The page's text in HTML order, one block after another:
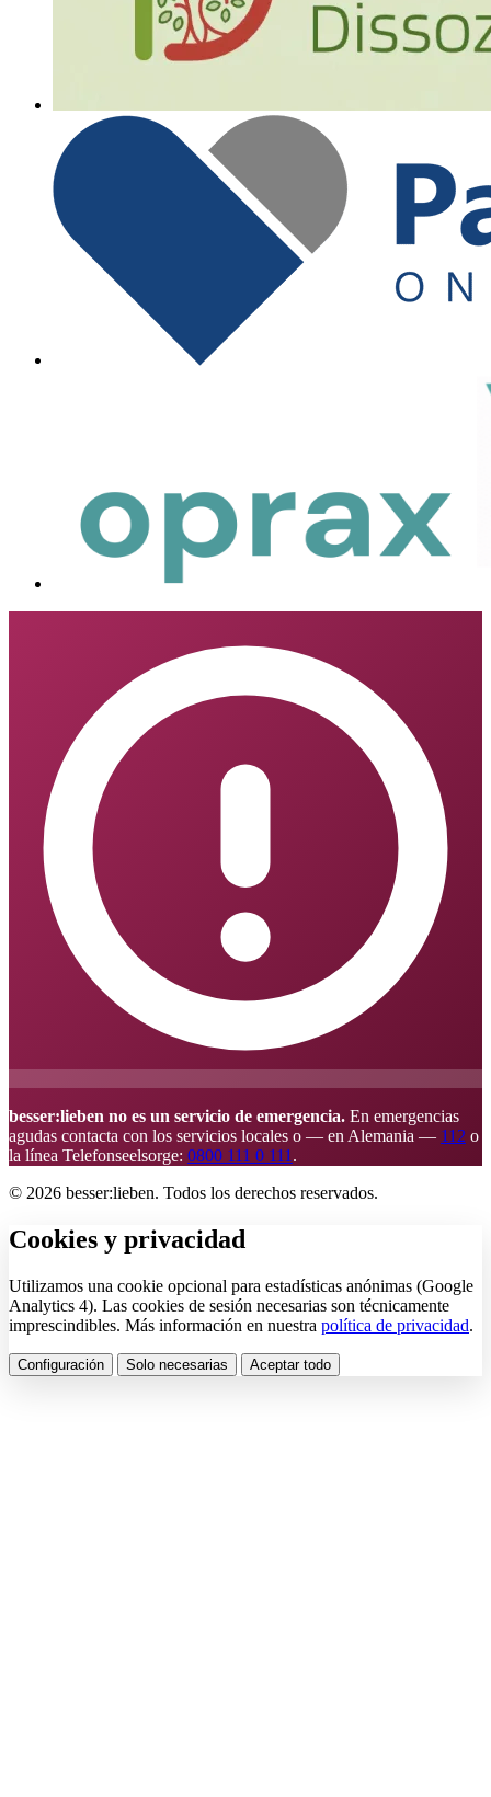
besser:lieben no es un servicio de emergencia. En emergencias
agudas contacta con los servicios locales o — en Alemania — 112 o
la línea Telefonseelsorge: 0800 111 0 111 .
© 2026 besser:lieben. Todos los derechos reservados.
Cookies y privacidad
Utilizamos una cookie opcional para estadísticas anónimas (Google
Analytics 4). Las cookies de sesión necesarias son técnicamente
imprescindibles. Más información en nuestra política de privacidad.
Configuración Solo necesarias Aceptar todo